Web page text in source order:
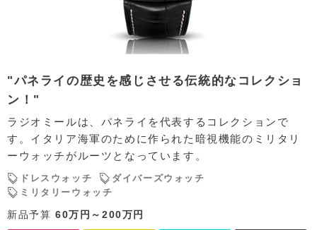
"パネライの歴史を感じさせる伝統的なコレクショ
ン！"
ラジオミールは、パネライを代表するコレクションで
す。イタリア海軍のために作られた暗視機能のミリタリ
ーウォッチがルーツとなっています。
ドレスウォッチ
ダイバーズウォッチ
ミリタリーウォッチ
新品予算 60万円～200万円